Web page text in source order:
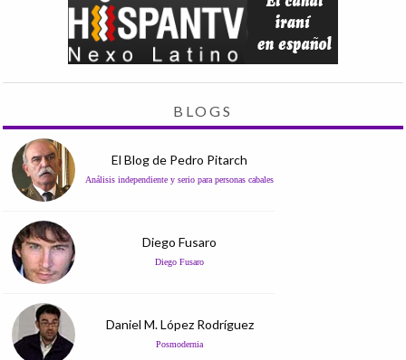
BLOGS
El Blog de Pedro Pitarch
Análisis independiente y serio para personas cabales
Diego Fusaro
Diego Fusaro
Daniel M. López Rodríguez
Posmodernia